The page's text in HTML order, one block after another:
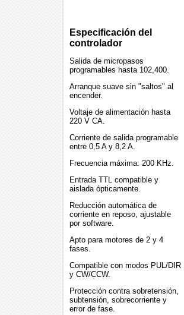
Especificación del
controlador
Salida de micropasos
programables hasta 102,400.
Arranque suave sin "saltos" al
encender.
Voltaje de alimentación hasta
220 V CA.
Corriente de salida programable
entre 0,5 A y 8,2 A.
Frecuencia máxima: 200 KHz.
Entrada TTL compatible y
aislada ópticamente.
Reducción automática de
corriente en reposo, ajustable
por software.
Apto para motores de 2 y 4
fases.
Compatible con modos PUL/DIR
y CW/CCW.
Protección contra sobretensión,
subtensión, sobrecorriente y
error de fase.